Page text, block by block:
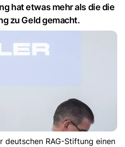
hat etwas mehr als die die
zu Geld gemacht.
deutschen RAG-Stiftung einen